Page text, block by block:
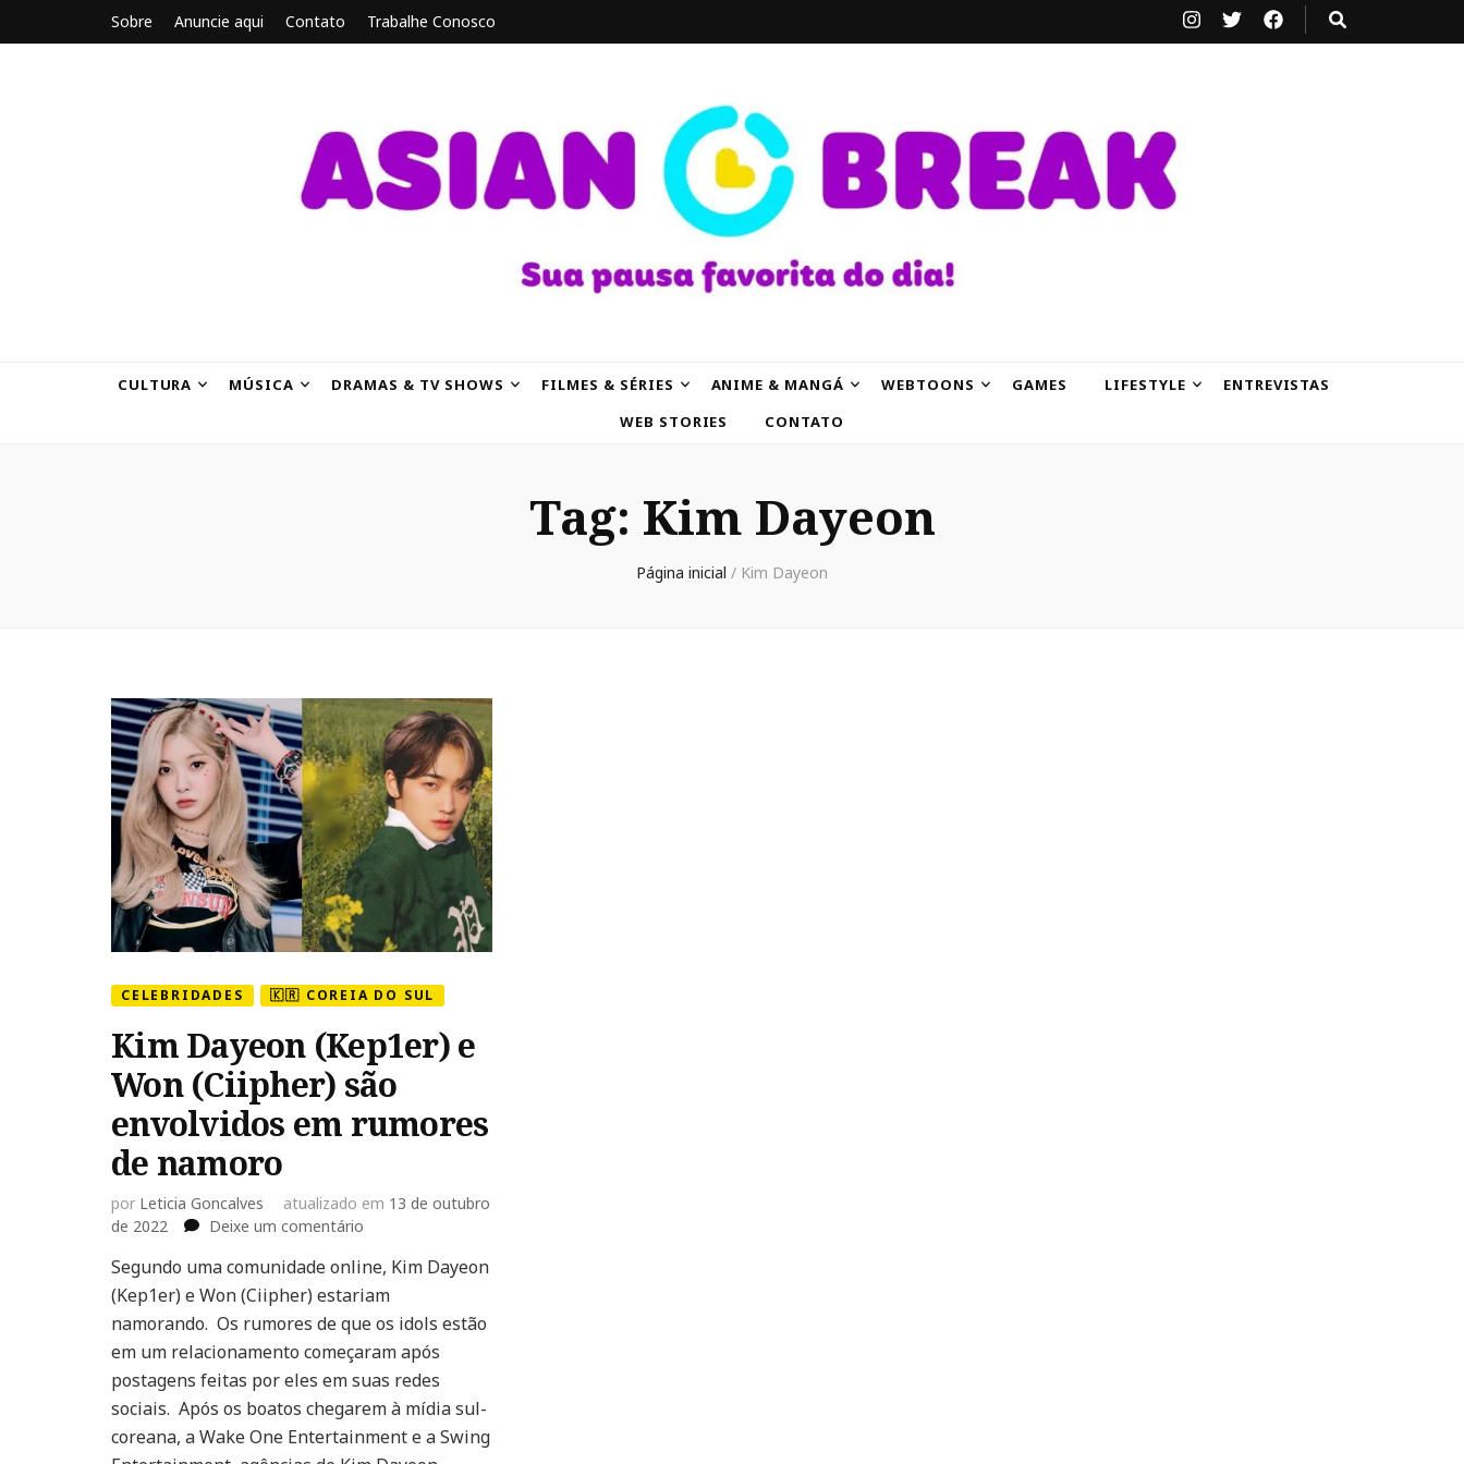
Sobre Anuncie aqui Contato Trabalhe Conosco
CULTURA MÚSICA DRAMAS & TV SHOWS FILMES & SÉRIES ANIME & MANGÁ WEBTOONS GAMES LIFESTYLE
ENTREVISTAS
WEB STORIES
CONTATO
Tag: Kim Dayeon
Página inicial / Kim Dayeon
CELEBRIDADES 🇰🇷 COREIA DO SUL
Kim Dayeon (Kep1er) e
Won (Ciipher) são
envolvidos em rumores
de namoro
por Leticia Goncalves atualizado em 13 de outubro
de 2022
Deixe um comentário
Dayeon
(Kep1er)
e
(Ciipher)
são
envolvidos
em
Segundo uma comunidade online, Kim Dayeon
(Kep1er) e Won (Ciipher) estariam
namorando. Os rumores de que os idols estão
em um relacionamento começaram após
postagens feitas por eles em suas redes
sociais. Após os boatos chegarem à mídia sul-
coreana, a Wake One Entertainment e a Swing